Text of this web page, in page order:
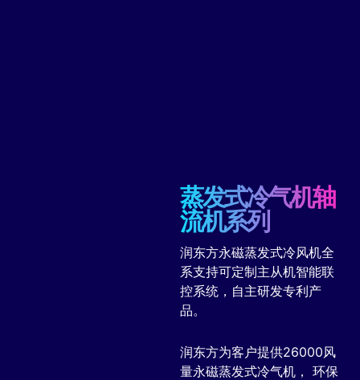
蒸发式冷气机轴
流机系列
润东方永磁蒸发式冷风机全
系支持可定制主从机智能联
控系统，自主研发专利产
品。
润东方为客户提供26000风
量永磁蒸发式冷气机， 环保